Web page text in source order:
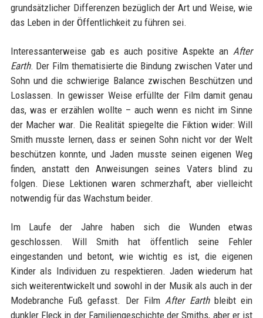
grundsätzlicher Differenzen bezüglich der Art und Weise, wie
das Leben in der Öffentlichkeit zu führen sei.
Interessanterweise gab es auch positive Aspekte anAfter
Earth. Der Film thematisierte die Bindung zwischen Vater und
Sohn und die schwierige Balance zwischen Beschützen und
Loslassen. In gewisser Weise erfüllte der Film damit genau
das, was er erzählen wollte – auch wenn es nicht im Sinne
der Macher war. Die Realität spiegelte die Fiktion wider: Will
Smith musste lernen, dass er seinen Sohn nicht vor der Welt
beschützen konnte, und Jaden musste seinen eigenen Weg
finden, anstatt den Anweisungen seines Vaters blind zu
folgen. Diese Lektionen waren schmerzhaft, aber vielleicht
notwendig für das Wachstum beider.
Im Laufe der Jahre haben sich die Wunden etwas
geschlossen. Will Smith hat öffentlich seine Fehler
eingestanden und betont, wie wichtig es ist, die eigenen
Kinder als Individuen zu respektieren. Jaden wiederum hat
sich weiterentwickelt und sowohl in der Musik als auch in der
Modebranche Fuß gefasst. Der FilmAfter Earthbleibt ein
dunkler Fleck in der Familiengeschichte der Smiths, aber er ist